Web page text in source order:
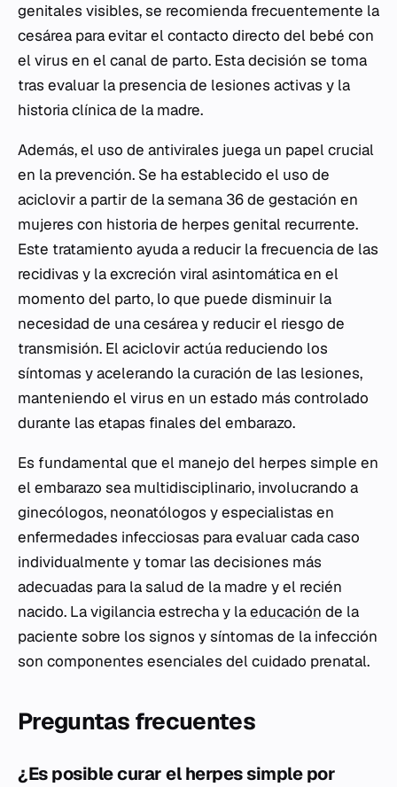
genitales visibles, se recomienda frecuentemente la
cesárea para evitar el contacto directo del bebé con
el virus en el canal de parto. Esta decisión se toma
tras evaluar la presencia de lesiones activas y la
historia clínica de la madre.
Además, el uso de antivirales juega un papel crucial
en la prevención. Se ha establecido el uso de
aciclovir a partir de la semana 36 de gestación en
mujeres con historia de herpes genital recurrente.
Este tratamiento ayuda a reducir la frecuencia de las
recidivas y la excreción viral asintomática en el
momento del parto, lo que puede disminuir la
necesidad de una cesárea y reducir el riesgo de
transmisión. El aciclovir actúa reduciendo los
síntomas y acelerando la curación de las lesiones,
manteniendo el virus en un estado más controlado
durante las etapas finales del embarazo.
Es fundamental que el manejo del herpes simple en
el embarazo sea multidisciplinario, involucrando a
ginecólogos, neonatólogos y especialistas en
enfermedades infecciosas para evaluar cada caso
individualmente y tomar las decisiones más
adecuadas para la salud de la madre y el recién
nacido. La vigilancia estrecha y laeducación de la
paciente sobre los signos y síntomas de la infección
son componentes esenciales del cuidado prenatal.
Preguntas frecuentes
¿Es posible curar el herpes simple por